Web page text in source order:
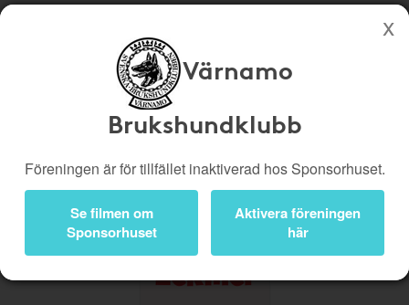
Köp genom denna sida stöttar Värnamo Brukshundklubb
Bli medlem
Logga in
Värnamo
Brukshundklubb
Föreningen är för tillfället inaktiverad hos Sponsorhuset.
Se filmen om
Sponsorhuset
Aktivera föreningen
här